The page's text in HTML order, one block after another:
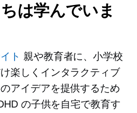
は学んでいま
ト 親や教育者に、小学校
楽しくインタラクティブ
アイデアを提供するため
の子供を自宅で教育す